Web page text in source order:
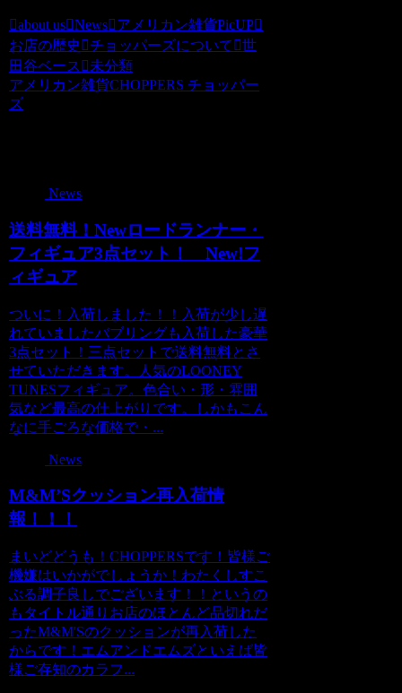
about us News
アメリカン雑貨PicUP
お店の歴史
チョッパーズについて
世
田谷ベース
未分類
アメリカン雑貨CHOPPERS チョッパー
ズ
News
送料無料！Newロードランナー・
フィギュア3点セット！ New!フ
ィギュア
ついに！入荷しました！！入荷が少し遅
れていましたバブリングも入荷した豪華
3点セット！三点セットで送料無料とさ
せていただきます。人気のLOONEY
TUNESフィギュア。色合い・形・雰囲
気など最高の仕上がりです。しかもこん
なに手ごろな価格で・...
News
M&M’Sクッション再入荷情
報！！！
まいどどうも！CHOPPERSです！皆様ご
機嫌はいかがでしょうか！わたくしすこ
ぶる調子良しでございます！！というの
もタイトル通りお店のほとんど品切れだ
ったM&M'Sのクッションが再入荷した
からです！エムアンドエムズといえば皆
様ご存知のカラフ...